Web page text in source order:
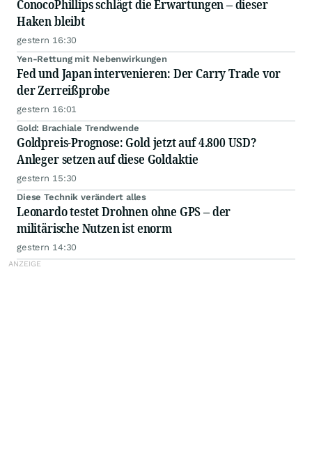
ConocoPhillips schlägt die Erwartungen – dieser
Haken bleibt
gestern 16:30
Yen-Rettung mit Nebenwirkungen
Fed und Japan intervenieren: Der Carry Trade vor
der Zerreißprobe
gestern 16:01
Gold: Brachiale Trendwende
Goldpreis-Prognose: Gold jetzt auf 4.800 USD?
Anleger setzen auf diese Goldaktie
gestern 15:30
Diese Technik verändert alles
Leonardo testet Drohnen ohne GPS – der
militärische Nutzen ist enorm
gestern 14:30